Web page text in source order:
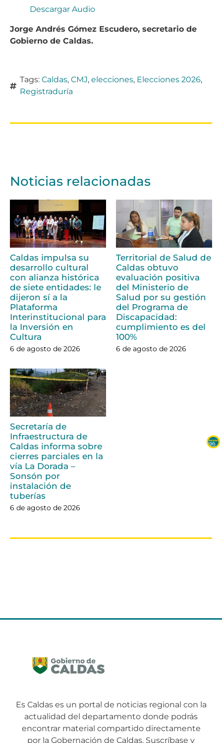
Descargar Audio
Jorge Andrés Gómez Escudero, secretario de
Gobierno de Caldas.
Tags: Caldas, CMJ, elecciones, Elecciones 2026,
Registraduría
Noticias relacionadas
Caldas impulsa su
desarrollo cultural
con alianza histórica
de siete entidades: le
dijeron sí a la
Plataforma
Interinstitucional para
la Inversión en
Cultura
6 de agosto de 2026
Territorial de Salud de
Caldas obtuvo
evaluación positiva
del Ministerio de
Salud por su gestión
del Programa de
Discapacidad:
cumplimiento es del
100%
6 de agosto de 2026
Secretaría de
Infraestructura de
Caldas informa sobre
cierres parciales en la
vía La Dorada –
Sonsón por
instalación de
tuberías
6 de agosto de 2026
Es Caldas es un portal de noticias regional con la
actualidad del departamento donde podrás
encontrar material compartido directamente
por la Gobernación de Caldas. Suscríbase y